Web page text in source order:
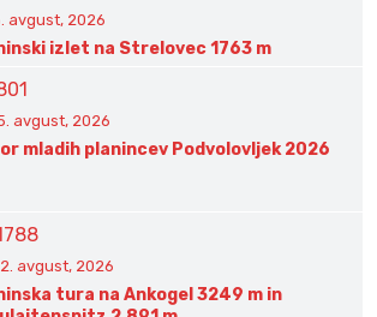
avgust, 2026
izlet na Strelovec 1763 m
avgust, 2026
mladih planincev Podvolovljek 2026
avgust, 2026
tura na Ankogel 3249 m in